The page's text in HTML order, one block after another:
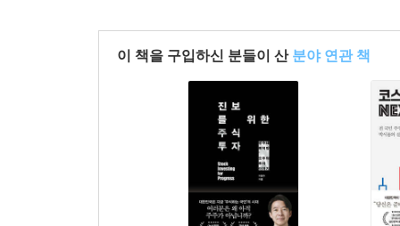
이 책을 구입하신 분들이 산 분야 연관 책